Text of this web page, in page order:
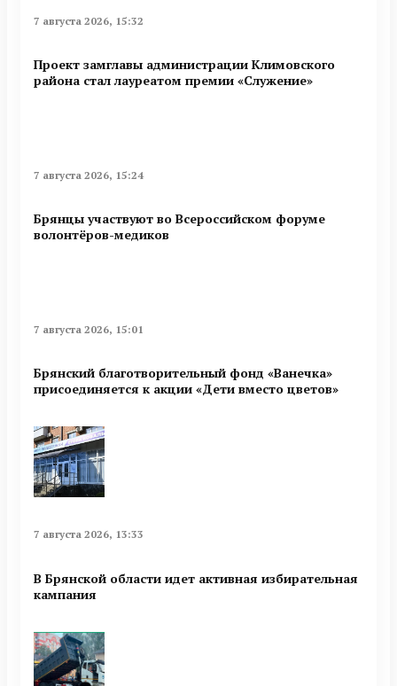
7 августа 2026, 15:32
Проект замглавы администрации Климовского
района стал лауреатом премии «Служение»
7 августа 2026, 15:24
Брянцы участвуют во Всероссийском форуме
волонтёров-медиков
7 августа 2026, 15:01
Брянский благотворительный фонд «Ванечка»
присоединяется к акции «Дети вместо цветов»
7 августа 2026, 13:33
В Брянской области идет активная избирательная
кампания